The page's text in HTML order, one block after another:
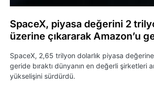
SpaceX, piyasa değerini 2
üzerine çıkararak Amazon’u
SpaceX, 2,65 trilyon dolarlık piyasa değerine
geride bıraktı dünyanın en değerli şirketleri
yükselişini sürdürdü.